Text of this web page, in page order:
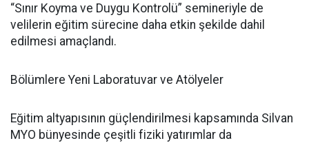
“Sınır Koyma ve Duygu Kontrolü” semineriyle de
velilerin eğitim sürecine daha etkin şekilde dahil
edilmesi amaçlandı.
Bölümlere Yeni Laboratuvar ve Atölyeler
Eğitim altyapısının güçlendirilmesi kapsamında Silvan
MYO bünyesinde çeşitli fiziki yatırımlar da